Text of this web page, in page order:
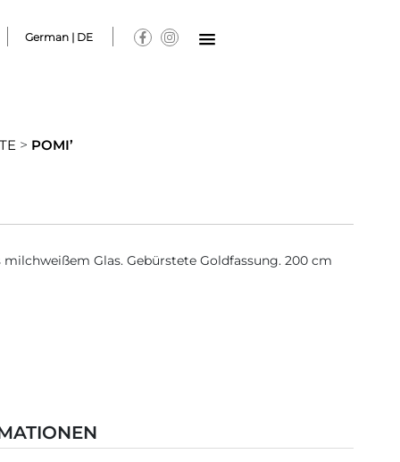
German | DE
> POMI’
Glas. Gebürstete Goldfassung. 200 cm